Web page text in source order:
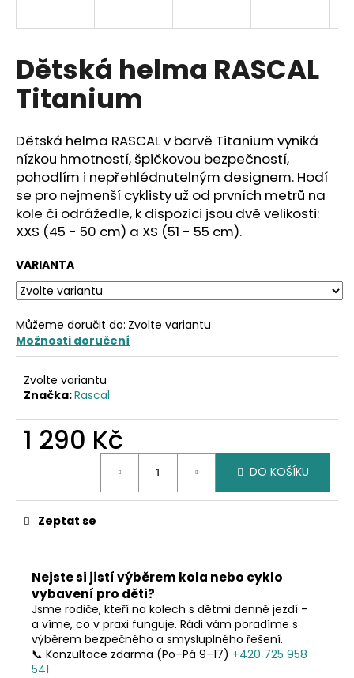
Dětská helma RASCAL
Titanium
Dětská helma RASCAL v barvě Titanium vyniká
nízkou hmotností, špičkovou bezpečností,
pohodlím i nepřehlédnutelným designem. Hodí
se pro nejmenší cyklisty už od prvních metrů na
kole či odrážedle, k dispozici jsou dvě velikosti:
XXS (45 - 50 cm) a XS (51 - 55 cm).
VARIANTA
Můžeme doručit do: Zvolte variantu
Možnosti doručení
Zvolte variantu
Značka:Rascal
1 290 Kč
DO KOŠÍKU
Zeptat se
Nejste si jistí výběrem kola nebo cyklo
vybavení pro děti?
Jsme rodiče, kteří na kolech s dětmi denně jezdí –
a víme, co v praxi funguje. Rádi vám poradíme s
výběrem bezpečného a smysluplného řešení.
📞 Konzultace zdarma (Po–Pá 9–17) +420 725 958
541
í
t
?
HLEDAT
o
p
o
r
u
č
u
m